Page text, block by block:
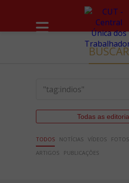
BUSCAR
Todas as
TODOS NOTÍCIAS VÍDEOS FOTOS
ARTIGOS
PUBLICAÇÕES